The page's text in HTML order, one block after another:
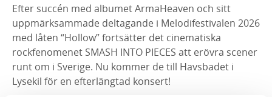
Efter succén med albumet ArmaHeaven och sitt
uppmärksammade deltagande i Melodifestivalen 2026
med låten “Hollow” fortsätter det cinematiska
rockfenomenet SMASH INTO PIECES att erövra scener
runt om i Sverige. Nu kommer de till Havsbadet i
Lysekil för en efterlängtad konsert!